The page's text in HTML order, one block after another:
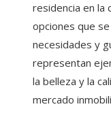
residencia en la
opciones que
necesidades y
representan
la belleza y la
mercado